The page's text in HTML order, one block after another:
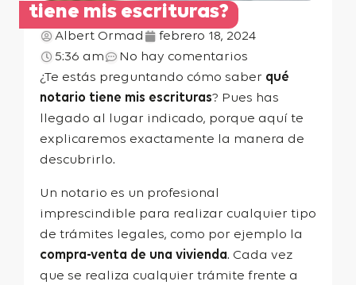
tiene mis escrituras?
Albert Ormad
febrero 18, 2024
5:36 am
No hay comentarios
¿Te estás preguntando cómo saber qué
notario tiene mis escrituras? Pues has
llegado al lugar indicado, porque aquí te
explicaremos exactamente la manera de
descubrirlo.
Un notario es un profesional
imprescindible para realizar cualquier tipo
de trámites legales, como por ejemplo la
compra-venta de una vivienda. Cada vez
que se realiza cualquier trámite frente a